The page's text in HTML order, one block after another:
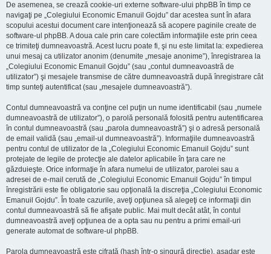
De asemenea, se crează cookie-uri externe software-ului phpBB în timp ce
navigaţi pe „Colegiului Economic Emanuil Gojdu” dar acestea sunt în afara
scopului acestui document care intenţionează să acopere paginile create de
software-ul phpBB. A doua cale prin care colectăm informaţiile este prin ceea
ce trimiteţi dumneavoastră. Acest lucru poate fi, şi nu este limitat la: expedierea
unui mesaj ca utilizator anonim (denumite „mesaje anonime”), înregistrarea la
„Colegiului Economic Emanuil Gojdu” (sau „contul dumneavoastră de
utilizator”) şi mesajele transmise de către dumneavoastră după înregistrare cât
timp sunteţi autentificat (sau „mesajele dumneavoastră”).
Contul dumneavoastră va conţine cel puţin un nume identificabil (sau „numele
dumneavoastră de utilizator”), o parolă personală folosită pentru autentificarea
în contul dumneavoastră (sau „parola dumneavoastră”) şi o adresă personală
de email validă (sau „email-ul dumneavoastră”). Informaţiile dumneavoastră
pentru contul de utilizator de la „Colegiului Economic Emanuil Gojdu” sunt
protejate de legile de protecţie ale datelor aplicabile în ţara care ne
găzduieşte. Orice informaţie în afara numelui de utilizator, parolei sau a
adresei de e-mail cerută de „Colegiului Economic Emanuil Gojdu” în timpul
înregistrării este fie obligatorie sau opţională la discreţia „Colegiului Economic
Emanuil Gojdu”. În toate cazurile, aveţi opţiunea să alegeţi ce informaţii din
contul dumneavoastră să fie afişate public. Mai mult decât atât, în contul
dumneavoastră aveţi opţiunea de a opta sau nu pentru a primi email-uri
generate automat de software-ul phpBB.
Parola dumneavoastră este cifrată (hash într-o singură direcţie), aşadar este